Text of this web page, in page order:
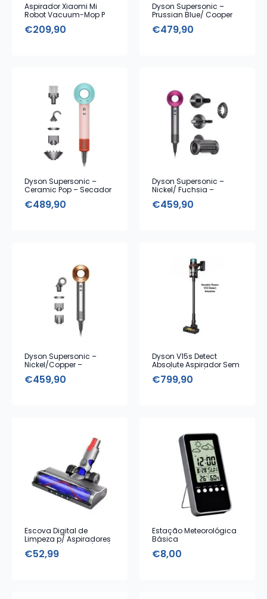
Aspirador Xiaomi Mi
Robot Vacuum-Mop P
€209,90
Dyson Supersonic –
Prussian Blue/ Cooper
€479,90
Dyson Supersonic –
Ceramic Pop – Secador
Acessórios (Edição
€489,90
Dyson Supersonic –
Nickel/ Fuchsia –
5 Acessórios
€459,90
Dyson Supersonic –
Nickel/Copper –
5 Acessórios
€459,90
Dyson V15s Detect
Absolute Aspirador Sem
HEPA Azul)
€799,90
Escova Digital de
Limpeza p/ Aspiradores
Dyson V7/ V8/ V10/ V11 /
V15 com 4 Luzes LED
€52,99
Estação Meteorológica
Básica
€8,00